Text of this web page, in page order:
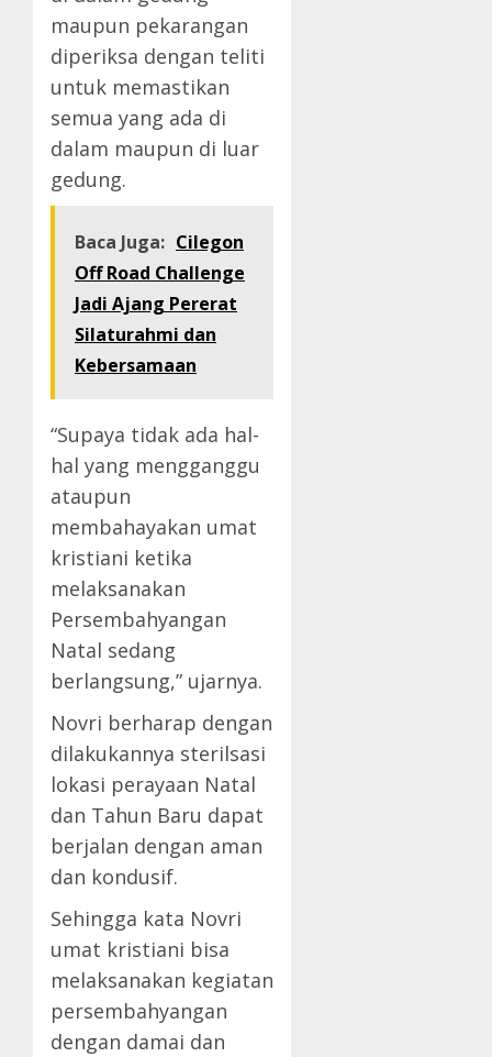
maupun pekarangan
diperiksa dengan teliti
untuk memastikan
semua yang ada di
dalam maupun di luar
gedung.
Baca Juga: Cilegon
Off Road Challenge
Jadi Ajang Pererat
Silaturahmi dan
Kebersamaan
“Supaya tidak ada hal-
hal yang mengganggu
ataupun
membahayakan umat
kristiani ketika
melaksanakan
Persembahyangan
Natal sedang
berlangsung,” ujarnya.
Novri berharap dengan
dilakukannya sterilsasi
lokasi perayaan Natal
dan Tahun Baru dapat
berjalan dengan aman
dan kondusif.
Sehingga kata Novri
umat kristiani bisa
melaksanakan kegiatan
persembahyangan
dengan damai dan